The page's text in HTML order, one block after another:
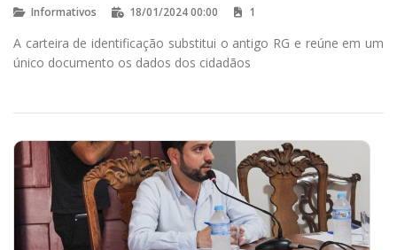
Informativos 18/01/2024 00:00 1
A carteira de identificação substitui o antigo RG e reúne em um
único documento os dados dos cidadãos